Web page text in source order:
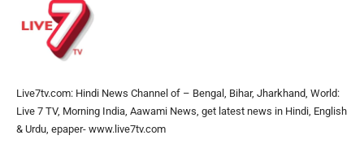
Live7tv.com: Hindi News Channel of – Bengal, Bihar, Jharkhand, World:
Live 7 TV, Morning India, Aawami News, get latest news in Hindi, English
& Urdu, epaper- www.live7tv.com